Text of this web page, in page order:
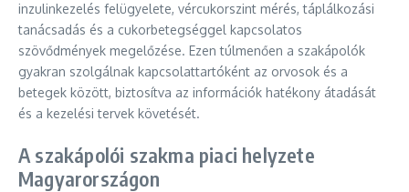
inzulinkezelés felügyelete, vércukorszint mérés, táplálkozási
tanácsadás és a cukorbetegséggel kapcsolatos
szövődmények megelőzése. Ezen túlmenően a szakápolók
gyakran szolgálnak kapcsolattartóként az orvosok és a
betegek között, biztosítva az információk hatékony átadását
és a kezelési tervek követését.
A szakápolói szakma piaci helyzete
Magyarországon